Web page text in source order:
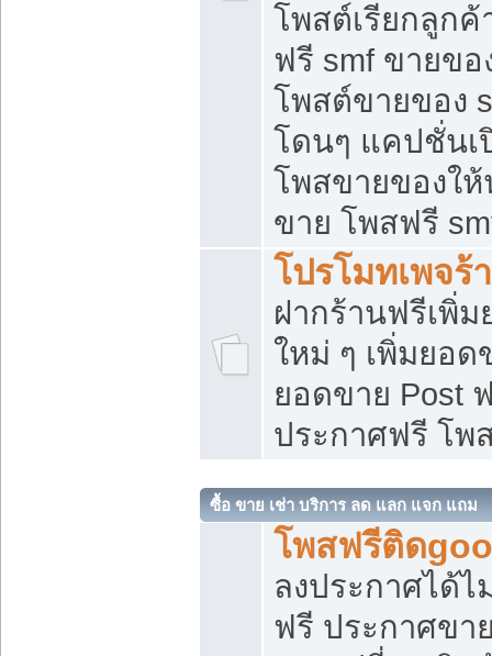
โพสต์เรียกลูกค้
ฟรี smf ขายขอ
โพสต์ขายของ
โดนๆ แคปชั่นเ
โพสขายของใ
ขาย โพสฟรี
โปรโมทเพจร้
ฝากร้านฟรีเพิ่
ใหม่ ๆ เพิ่มยอด
ยอดขาย Post
ประกาศฟรี โพ
ซื้อ ขาย เช่า บริการ ลด แลก แจก แถม
โพสฟรีติด
ลงประกาศได้
ฟรี ประกาศข